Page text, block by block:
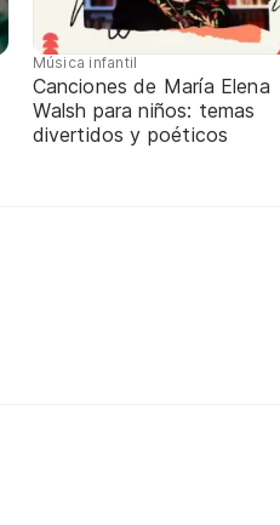
Música infantil
Canciones de María Elena
Walsh para niños: temas
divertidos y poéticos